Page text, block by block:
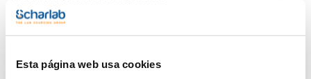
Esta página web usa cookies
TDS / Ficha técnica
descargas
SDS/ Hoja de seguridad